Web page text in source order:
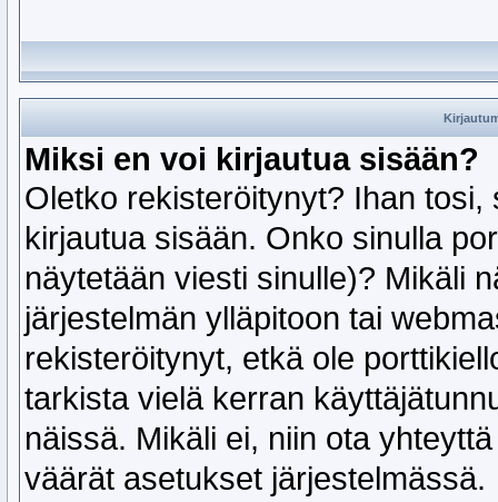
Miksi en voi kirjautua sisään?
Oletko rekisteröitynyt? Ihan
kirjautua sisään. Onko sinulla
näytetään viesti sinulle)? Mikäli
järjestelmän ylläpitoon tai
rekisteröitynyt, etkä ole
tarkista vielä kerran
näissä. Mikäli ei, niin ota
väärät asetukset järjestelmässä.